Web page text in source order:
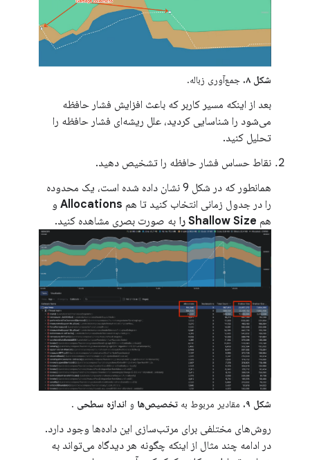
شکل ۸. جمع‌آوری زباله.
بعد از اینکه مسیر کاربر که باعث افزایش فشار حافظه
می‌شود را شناسایی کردید، علل ریشه‌ای فشار حافظه را
تحلیل کنید.
نقاط حساس فشار حافظه را تشخیص دهید.
همانطور که در شکل 9 نشان داده شده است، یک محدوده
را در جدول زمانی انتخاب کنید تا هم Allocations و
هم Shallow Size را به صورت بصری مشاهده کنید.
شکل ۹. مقادیر مربوط به تخصیص‌ها و اندازه سطحی .
روش‌های مختلفی برای مرتب‌سازی این داده‌ها وجود دارد.
در ادامه چند مثال از اینکه چگونه هر دیدگاه می‌تواند به